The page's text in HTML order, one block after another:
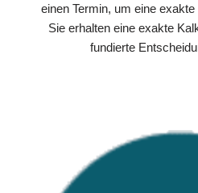
einen Termin, um eine
Sie erhalten eine exakte
fundierte